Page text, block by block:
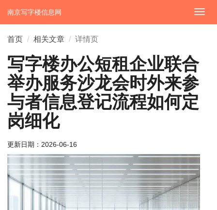
切
换
南京写字楼信息网
首页 相关文章 详情页
写字楼办公短租企业联合
举办服务沙龙会时外来参
与者信息登记流程如何定
岗细化
更新日期： 2026-06-16